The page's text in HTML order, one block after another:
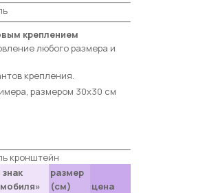
креплением
любого размера и
крепления.
размером 30х30 см
размер
(см)
цена